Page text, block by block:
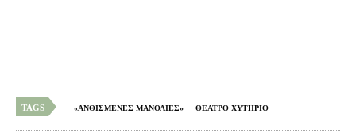
TAGS «ΑΝΘΙΣΜΕΝΕΣ ΜΑΝΟΛΙΕΣ» ΘΕΑΤΡΟ ΧΥΤΗΡΙΟ